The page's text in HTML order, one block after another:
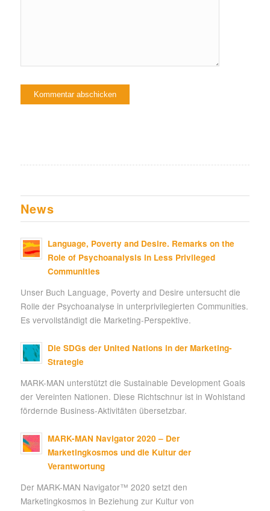
News
Language, Poverty and Desire. Remarks on the
Role of Psychoanalysis in Less Privileged
Communities
Unser Buch Language, Poverty and Desire untersucht die
Rolle der Psychoanalyse in unterprivilegierten Communities.
Es vervollständigt die Marketing-Perspektive.
Die SDGs der United Nations in der Marketing-
Strategie
MARK-MAN unterstützt die Sustainable Development Goals
der Vereinten Nationen. Diese Richtschnur ist in Wohlstand
fördernde Business-Aktivitäten übersetzbar.
MARK-MAN Navigator 2020 – Der
Marketingkosmos und die Kultur der
Verantwortung
Der MARK-MAN Navigator™ 2020 setzt den
Marketingkosmos in Beziehung zur Kultur von